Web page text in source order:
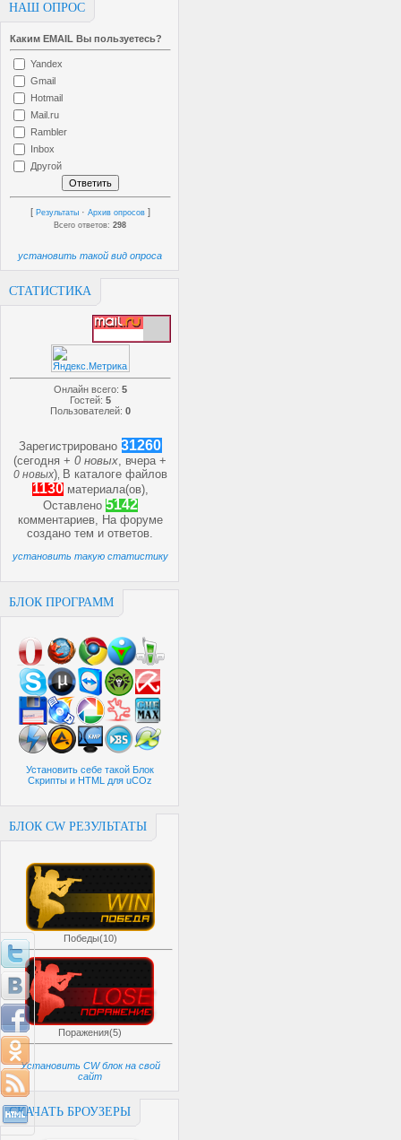
НАШ ОПРОС
Каким EMAIL Вы пользуетесь?
Yandex
Gmail
Hotmail
Mail.ru
Rambler
Inbox
Другой
[ Результаты · Архив опросов ]
Всего ответов:298
установить такой вид опроса
СТАТИСТИКА
Онлайн всего: 5
Гостей: 5
Пользователей: 0
Зарегистрировано 31260
(сегодня +0 новых, вчера +
0 новых) В каталоге файлов
1130 материала(ов),
Оставлено 5142
комментариев, На форуме
созданотем иответов.
установить такую статистику
БЛОК ПРОГРАММ
Установить себе такой Блок
Скрипты и HTML для uCOz
БЛОК CW РЕЗУЛЬТАТЫ
Победы(10)
Поражения(5)
Установить CW блок на свой
сайт
СКАЧАТЬ БРОУЗЕРЫ